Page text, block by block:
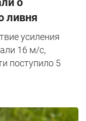
ливня
усиления
16 м/с,
поступило 5